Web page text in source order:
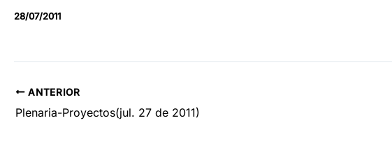
28/07/2011
ANTERIOR
Plenaria-Proyectos(jul. 27 de 2011)